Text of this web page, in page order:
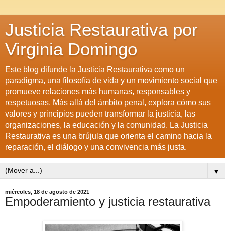
Justicia Restaurativa por
Virginia Domingo
Este blog difunde la Justicia Restaurativa como un
paradigma, una filosofía de vida y un movimiento social que
promueve relaciones más humanas, responsables y
respetuosas. Más allá del ámbito penal, explora cómo sus
valores y principios pueden transformar la justicia, las
organizaciones, la educación y la comunidad. La Justicia
Restaurativa es una brújula que orienta el camino hacia la
reparación, el diálogo y una convivencia más justa.
▼
miércoles, 18 de agosto de 2021
Empoderamiento y justicia restaurativa